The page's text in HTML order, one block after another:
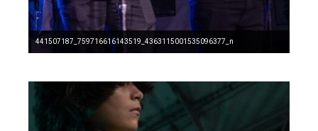
441507187_759716616143519_4363115001535096377_n